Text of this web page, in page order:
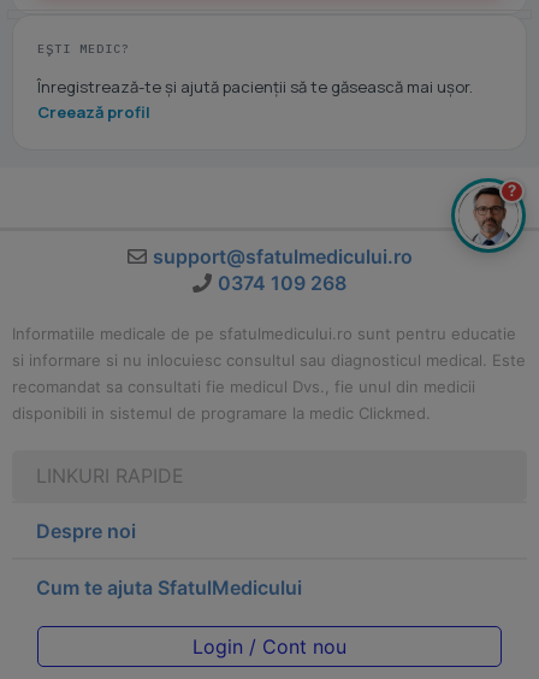
EȘTI MEDIC?
Înregistrează-te și ajută pacienții să te găsească mai ușor.
Creează profil
support@sfatulmedicului.ro
0374 109 268
Informatiile medicale de pe sfatulmedicului.ro sunt pentru educatie
si informare si nu inlocuiesc consultul sau diagnosticul medical. Este
recomandat sa consultati fie medicul Dvs., fie unul din medicii
disponibili in sistemul de programare la medic Clickmed.
LINKURI RAPIDE
Despre noi
Cum te ajuta SfatulMedicului
Login / Cont nou
?